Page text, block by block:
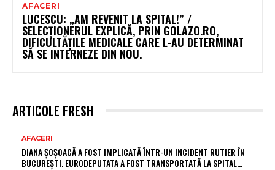
AFACERI
LUCESCU: „AM REVENIT LA SPITAL!” /
SELECȚIONERUL EXPLICĂ, PRIN GOLAZO.RO,
DIFICULTĂȚILE MEDICALE CARE L-AU DETERMINAT
SĂ SE INTERNEZE DIN NOU.
ARTICOLE FRESH
AFACERI
DIANA ȘOȘOACĂ A FOST IMPLICATĂ ÎNTR-UN INCIDENT RUTIER ÎN
BUCUREȘTI. EURODEPUTATA A FOST TRANSPORTATĂ LA SPITAL…